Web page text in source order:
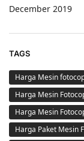
December 2019
TAGS
Harga Mesin
Harga Mesin
Harga Mesin
Harga Paket Mesin